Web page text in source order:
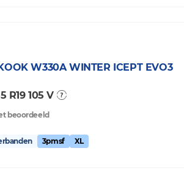
W330A WINTER ICEPT EVO3
R19 105 V
beoordeeld
3pmsf XL